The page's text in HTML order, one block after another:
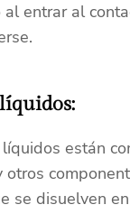
entrar al
están
otros
se disuelven